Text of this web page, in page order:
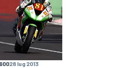
28 lug 2013